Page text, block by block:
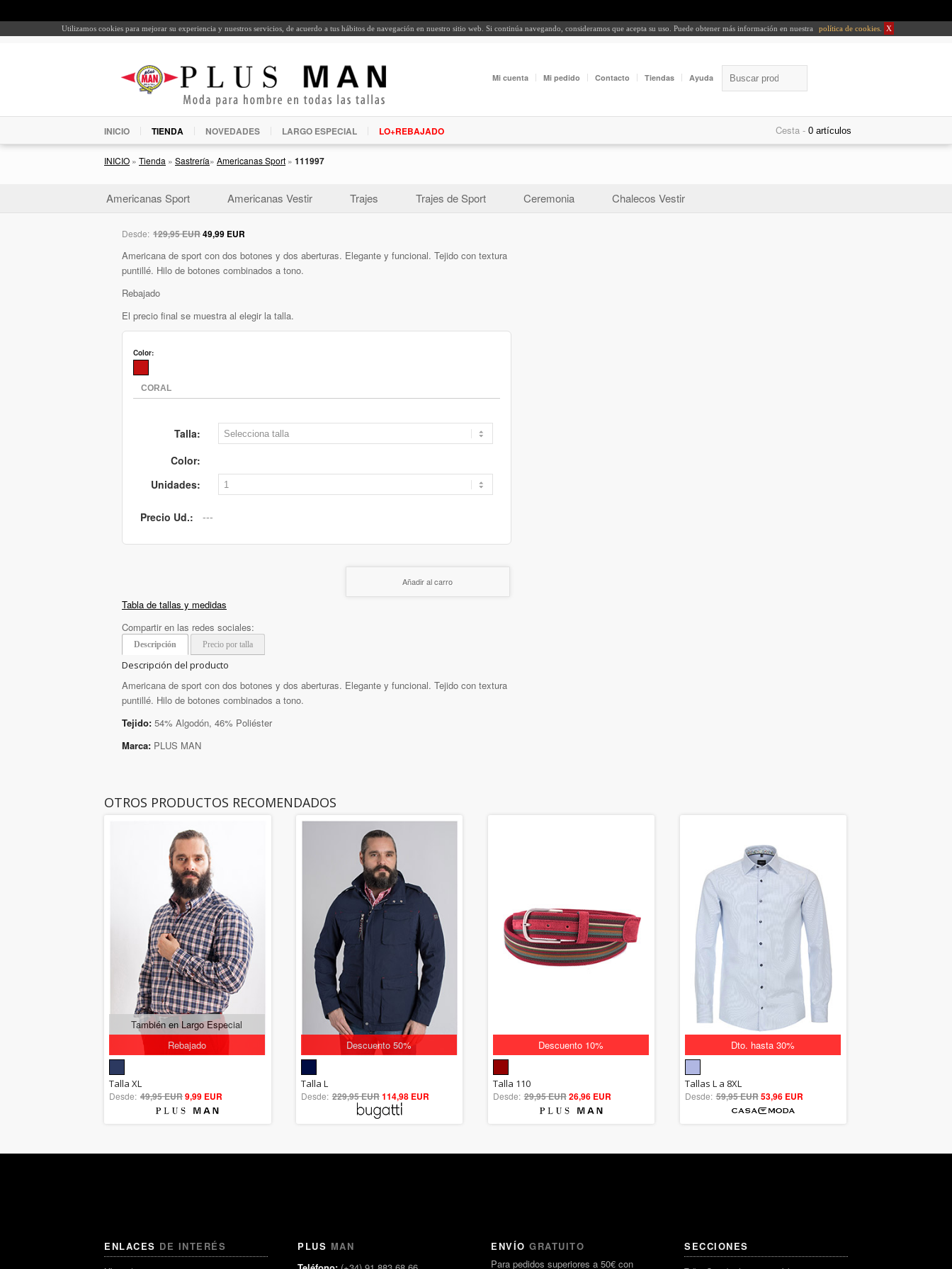
Utilizamos cookies para mejorar su experiencia y nuestros servicios, de acuerdo a tus hábitos de navegación en nuestro sitio web. Si continúa navegando, consideramos que acepta su uso. Puede obtener más información en nuestra política de cookies X
Mi cuenta Mi pedido Contacto Tiendas Ayuda
INICIO TIENDA NOVEDADES LARGO ESPECIAL LO+REBAJADO Cesta -
INICIO » Tienda » Sastrería» Americanas Sport » 111997
Americanas Sport Americanas Vestir Trajes Trajes de Sport Ceremonia Chalecos Vestir
Desde: 129,95 EUR49,99 EUR
Americana de sport con dos botones y dos aberturas. Elegante y funcional. Tejido con textura
puntillé. Hilo de botones combinados a tono.
Rebajado
El precio final se muestra al elegir la talla.
Color:
Talla:
Color:
Unidades:
Precio Ud.:
Añadir al carro
Tabla de tallas y medidas
Compartir en las redes sociales:
Descripción Precio por talla
Descripción del producto
Americana de sport con dos botones y dos aberturas. Elegante y funcional. Tejido con textura
puntillé. Hilo de botones combinados a tono.
Tejido: 54% Algodón, 46% Poliéster
Marca: PLUS MAN
OTROS PRODUCTOS RECOMENDADOS
Rebajado
También en Largo Especial
out of 5
Talla XL
Desde: 49,95 EUR9,99 EUR
Descuento 50%
out of 5
Talla L
Desde: 229,95 EUR114,98 EUR
Descuento 10%
out of 5
Talla 110
Desde: 29,95 EUR26,96 EUR
Dto. hasta 30%
5.00
out of 5
Tallas L a 8XL
Desde: 59,95 EUR53,96 EUR
ENLACES DE INTERÉS PLUS MAN
ENVÍO GRATUITO
Para pedidos superiores a 50€ con
SECCIONES